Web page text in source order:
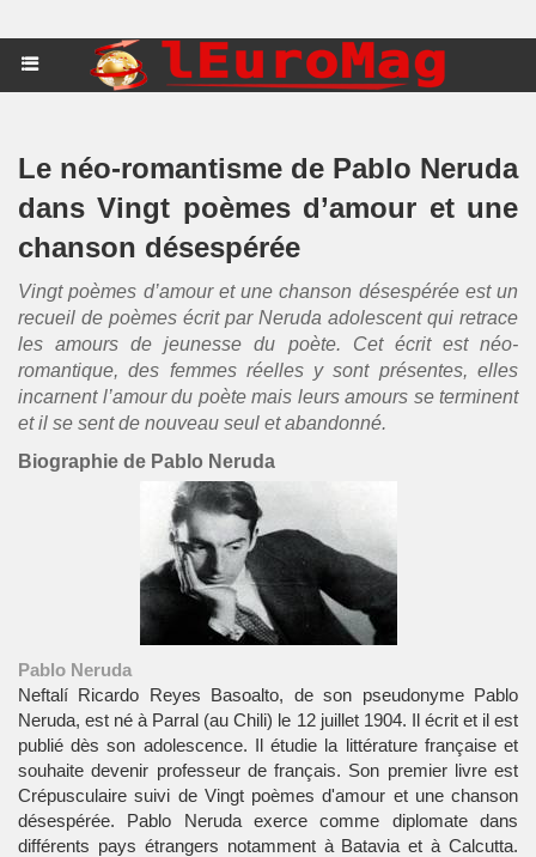
Le néo-romantisme de Pablo Neruda
dans Vingt poèmes d’amour et une
chanson désespérée
Vingt poèmes d’amour et une chanson désespérée est un
recueil de poèmes écrit par Neruda adolescent qui retrace
les amours de jeunesse du poète. Cet écrit est néo-
romantique, des femmes réelles y sont présentes, elles
incarnent l’amour du poète mais leurs amours se terminent
et il se sent de nouveau seul et abandonné.
Biographie de Pablo Neruda
Pablo Neruda
Neftalí Ricardo Reyes Basoalto, de son pseudonyme Pablo
Neruda, est né à Parral (au Chili) le 12 juillet 1904. Il écrit et il est
publié dès son adolescence. Il étudie la littérature française et
souhaite devenir professeur de français. Son premier livre est
Crépusculaire suivi de Vingt poèmes d'amour et une chanson
désespérée. Pablo Neruda exerce comme diplomate dans
différents pays étrangers notamment à Batavia et à Calcutta.